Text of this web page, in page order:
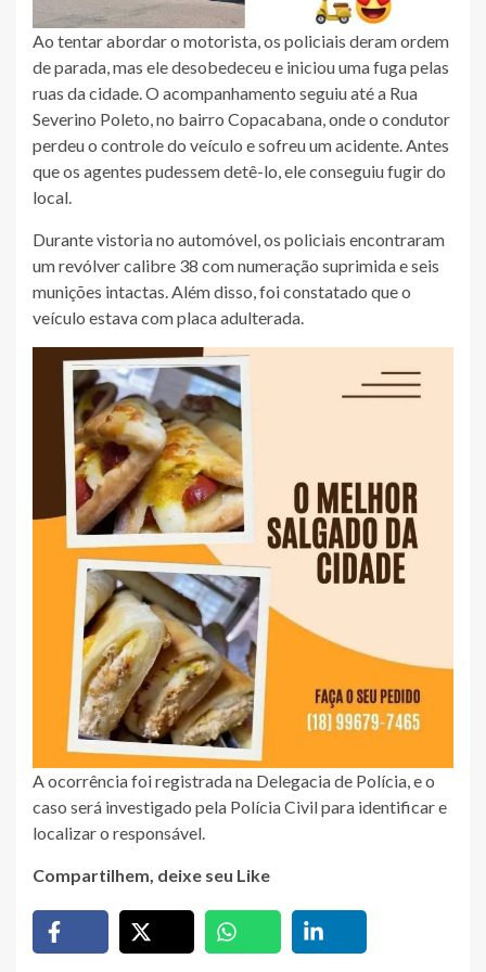
Ao tentar abordar o motorista, os policiais deram ordem
de parada, mas ele desobedeceu e iniciou uma fuga pelas
ruas da cidade. O acompanhamento seguiu até a Rua
Severino Poleto, no bairro Copacabana, onde o condutor
perdeu o controle do veículo e sofreu um acidente. Antes
que os agentes pudessem detê-lo, ele conseguiu fugir do
local.
Durante vistoria no automóvel, os policiais encontraram
um revólver calibre 38 com numeração suprimida e seis
munições intactas. Além disso, foi constatado que o
veículo estava com placa adulterada.
A ocorrência foi registrada na Delegacia de Polícia, e o
caso será investigado pela Polícia Civil para identificar e
localizar o responsável.
Compartilhem, deixe seu Like